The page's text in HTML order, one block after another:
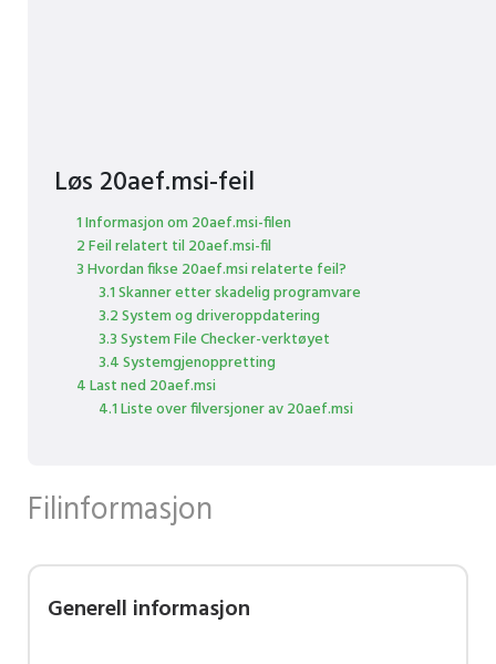
Løs 20aef.msi-feil
1 Informasjon om 20aef.msi-filen
2 Feil relatert til 20aef.msi-fil
3 Hvordan fikse 20aef.msi relaterte feil?
3.1 Skanner etter skadelig programvare
3.2 System og driveroppdatering
3.3 System File Checker-verktøyet
3.4 Systemgjenoppretting
4 Last ned 20aef.msi
4.1 Liste over filversjoner av 20aef.msi
Filinformasjon
Generell informasjon